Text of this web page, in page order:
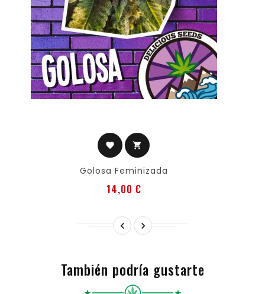
favorite shopping_cart
Golosa Feminizada
14,00 €Precio
 
También podría gustarte